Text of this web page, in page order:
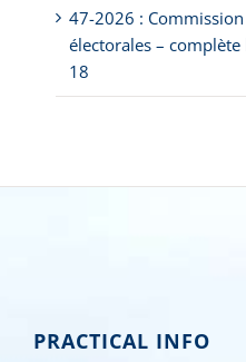
47-2026 :
électorales –
18
PRACTICAL INFO